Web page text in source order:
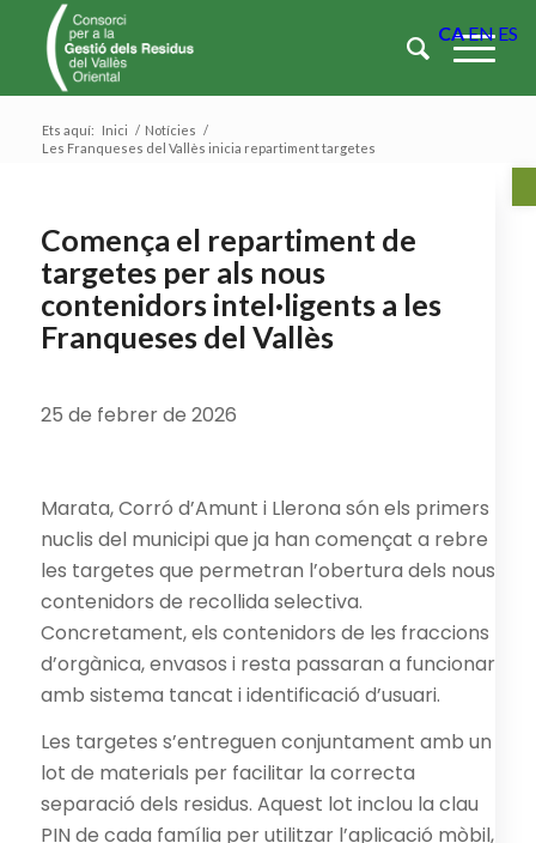
Ets aquí: Inici / Notícies /
Les Franqueses del Vallès inicia repartiment targetes
Comença el repartiment de
targetes per als nous
contenidors intel·ligents a les
Franqueses del Vallès
25 de febrer de 2026
Marata, Corró d’Amunt i Llerona són els primers
nuclis del municipi que ja han començat a rebre
les targetes que permetran l’obertura dels nous
contenidors de recollida selectiva.
Concretament, els contenidors de les fraccions
d’orgànica, envasos i resta passaran a funcionar
amb sistema tancat i identificació d’usuari.
Les targetes s’entreguen conjuntament amb un
lot de materials per facilitar la correcta
separació dels residus. Aquest lot inclou la clau
PIN de cada família per utilitzar l’aplicació mòbil,
CAEN ES